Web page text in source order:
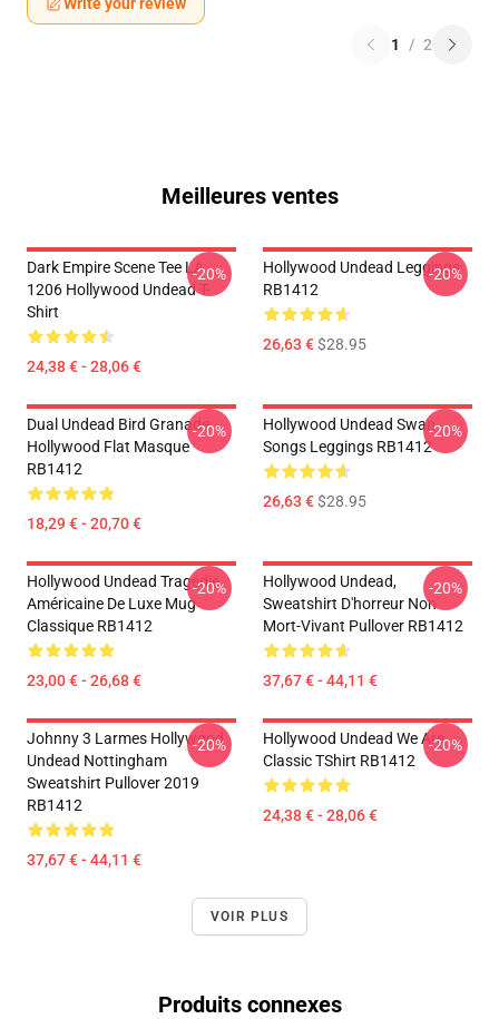
1 / 2
Meilleures ventes
Dark Empire Scene Tee LA
1206 Hollywood Undead T-
Shirt
24,38 € - 28,06 €
-20%
Hollywood Undead Leggings
RB1412
26,63 €$28.95
-20%
Dual Undead Bird Granade
Hollywood Flat Masque
RB1412
18,29 € - 20,70 €
-20%
Hollywood Undead Swan
Songs Leggings RB1412
26,63 €$28.95
-20%
Hollywood Undead Tragédie
Américaine De Luxe Mug
Classique RB1412
23,00 € - 26,68 €
-20%
Hollywood Undead,
Sweatshirt D'horreur Non
Mort-Vivant Pullover RB1412
37,67 € - 44,11 €
-20%
Johnny 3 Larmes Hollywood
Undead Nottingham
Sweatshirt Pullover 2019
RB1412
37,67 € - 44,11 €
-20%
Hollywood Undead We Are
Classic TShirt RB1412
24,38 € - 28,06 €
-20%
VOIR PLUS
Produits connexes